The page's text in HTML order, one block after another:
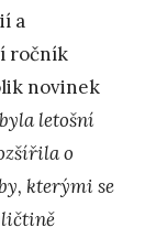
a
ročník
novinek
letošní
o
kterými se